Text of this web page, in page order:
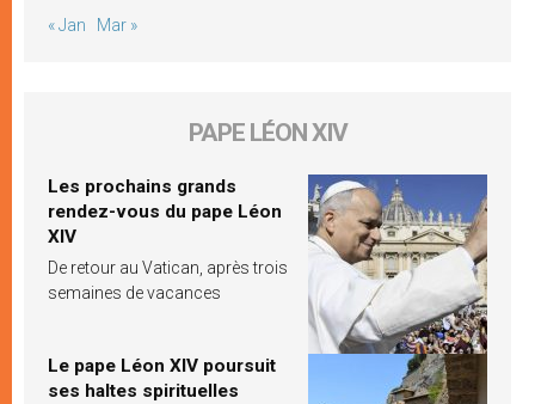
« Jan Mar »
PAPE LÉON XIV
Les prochains grands
rendez-vous du pape Léon
XIV
De retour au Vatican, après trois
semaines de vacances
Le pape Léon XIV poursuit
ses haltes spirituelles